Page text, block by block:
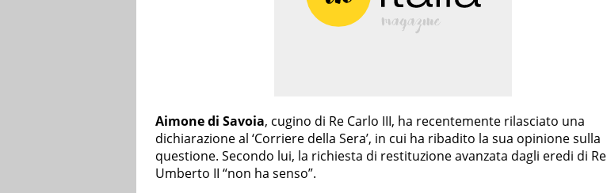
Aimone di Savoia, cugino di Re Carlo III, ha recentemente rilasciato una
dichiarazione al ‘Corriere della Sera’, in cui ha ribadito la sua opinione sulla
questione. Secondo lui, la richiesta di restituzione avanzata dagli eredi di Re
Umberto II “non ha senso”.